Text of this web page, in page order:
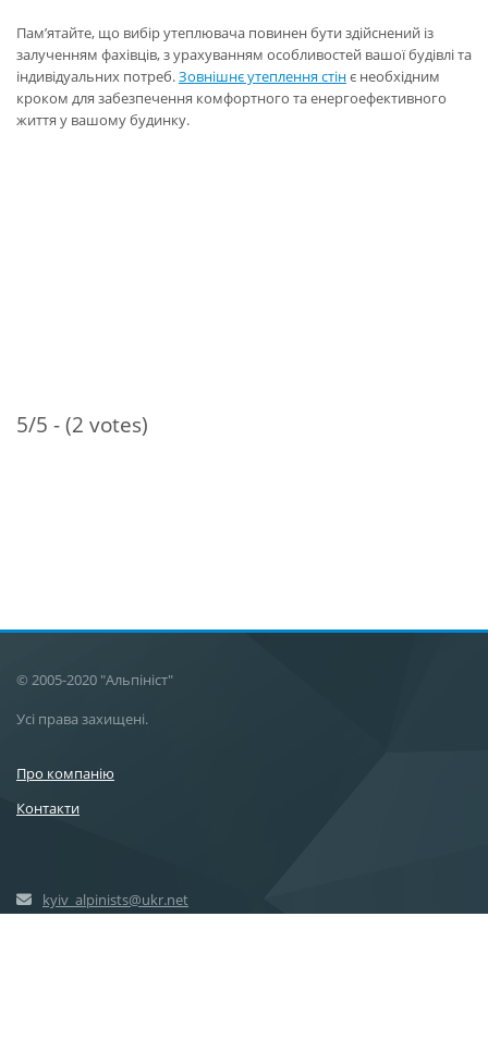
Пам’ятайте, що вибір утеплювача повинен бути здійснений із
залученням фахівців, з урахуванням особливостей вашої будівлі та
індивідуальних потреб.Зовнішнє утеплення стінє необхідним
кроком для забезпечення комфортного та енергоефективного
життя у вашому будинку.
5/5 - (2 votes)
© 2005-2020 "Альпініст"
Усі права захищені.
Про компанію
Контакти
kyiv_alpinists@ukr.net